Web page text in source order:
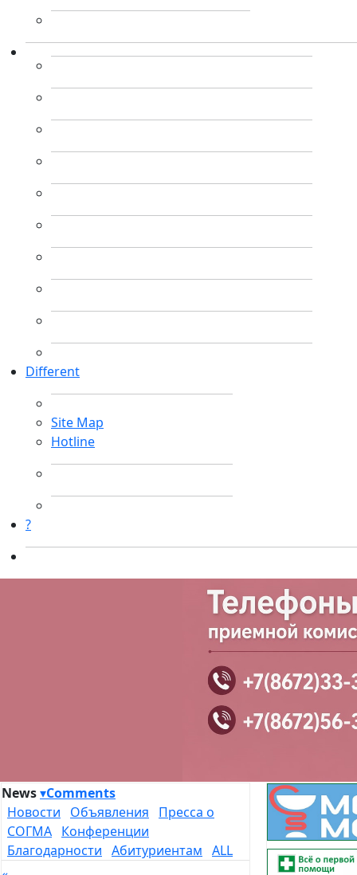
Different
Site Map
Hotline
?
News▾Comments
Новости
Объявления
Пресса о
СОГМА Конференции
Благодарности Абитуриентам ALL